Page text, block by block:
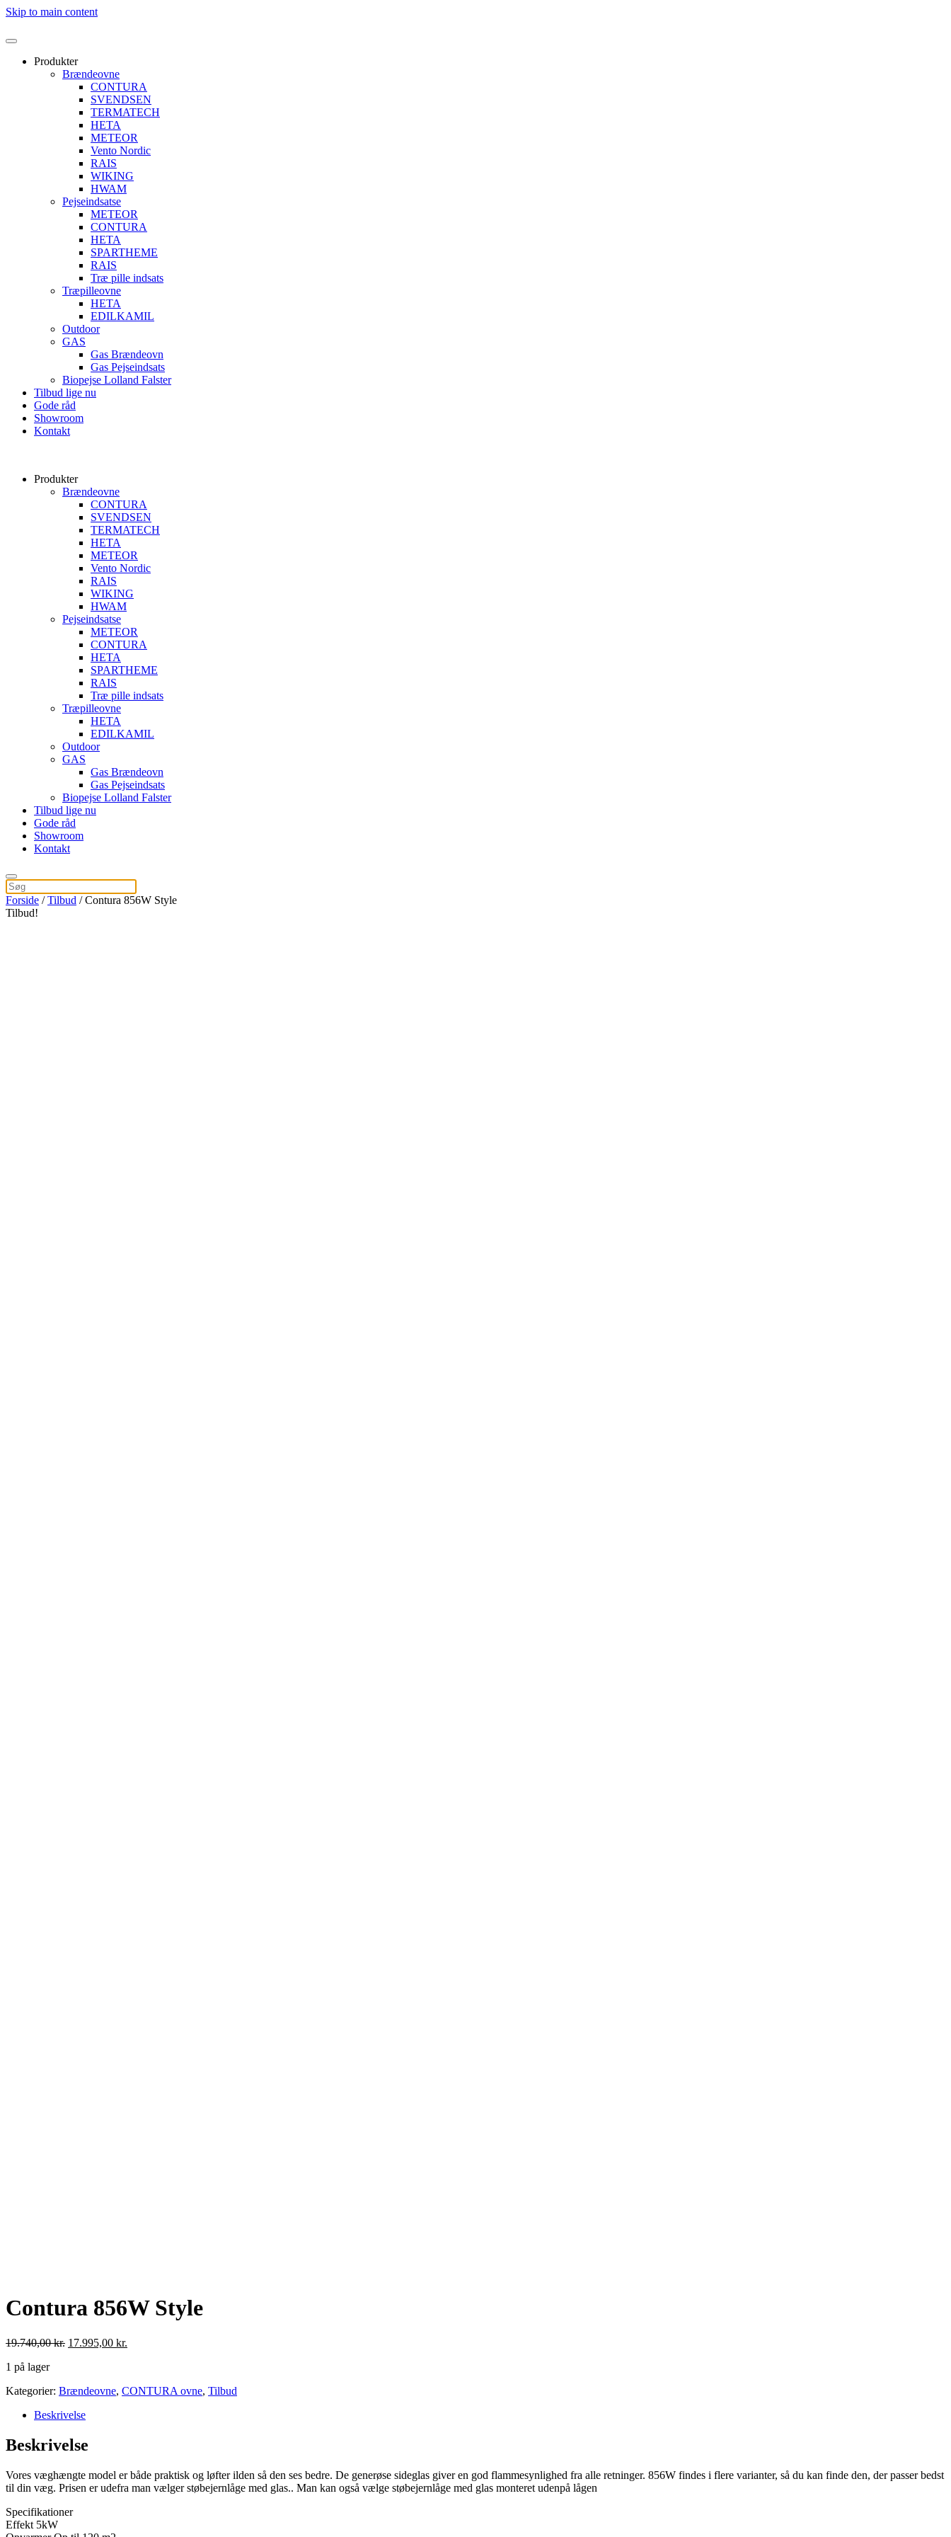
Skip to main content
Produkter
Brændeovne
CONTURA
SVENDSEN
TERMATECH
HETA
METEOR
Vento Nordic
RAIS
WIKING
HWAM
Pejseindsatse
METEOR
CONTURA
HETA
SPARTHEME
RAIS
Træ pille indsats
Træpilleovne
HETA
EDILKAMIL
Outdoor
GAS
Gas Brændeovn
Gas Pejseindsats
Biopejse Lolland Falster
Tilbud lige nu
Gode råd
Showroom
Kontakt
Produkter
Brændeovne
CONTURA
SVENDSEN
TERMATECH
HETA
METEOR
Vento Nordic
RAIS
WIKING
HWAM
Pejseindsatse
METEOR
CONTURA
HETA
SPARTHEME
RAIS
Træ pille indsats
Træpilleovne
HETA
EDILKAMIL
Outdoor
GAS
Gas Brændeovn
Gas Pejseindsats
Biopejse Lolland Falster
Tilbud lige nu
Gode råd
Showroom
Kontakt
Forside /Tilbud / Contura 856W Style
Tilbud!
Contura 856W Style
19.740,00kr. Den
19.740,00 kr..
17.995,00 kr.
17.995,00 kr..
1 på lager
Contura
Style
Kategorier: Brændeovne, CONTURA ovne, Tilbud
Beskrivelse
Beskrivelse
Vores væghængte model er både praktisk og løfter ilden så den ses bedre. De generøse sideglas giver en god flammesynlighed fra alle retninger. 856W findes i flere varianter, så du kan finde den, der passer bedst
til din væg. Prisen er udefra man vælger støbejernlåge med glas.. Man kan også vælge støbejernlåge med glas monteret udenpå lågen
Specifikationer
Effekt 5kW